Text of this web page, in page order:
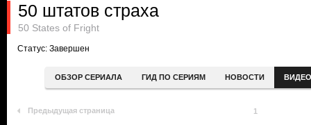
50 штатов страха
50 States of Fright
Статус: Завершен
ОБЗОР СЕРИАЛА ГИД ПО СЕРИЯМ НОВОСТИ ВИДЕО
Предыдущая страница 1